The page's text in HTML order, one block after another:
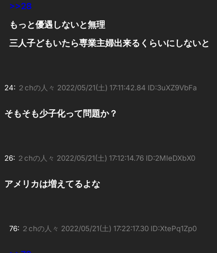
>>28
もっと優遇しないと無理
三人子どもいたら専業主婦出来るくらいにしないと
24: ２chの人々 2022/05/21(土) 17:11:42.84 ID:3uXZ9VbFa
そもそも少子化って問題か？
26: ２chの人々 2022/05/21(土) 17:12:14.76 ID:2MIeDXbX0
アメリカは増えてるよな
76: ２chの人々 2022/05/21(土) 17:22:17.30 ID:XtePq1Zp0